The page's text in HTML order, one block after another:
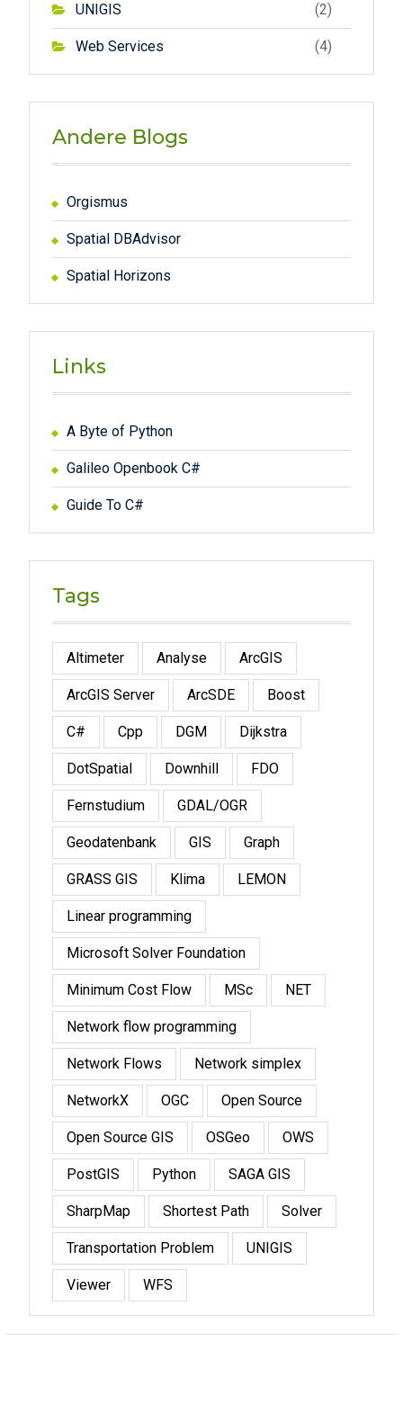
UNIGIS (2)
Web Services (4)
Andere Blogs
Orgismus
Spatial DBAdvisor
Spatial Horizons
Links
A Byte of Python
Galileo Openbook C#
Guide To C#
Tags
Altimeter Analyse ArcGIS
ArcGIS Server ArcSDE Boost
C# Cpp DGM Dijkstra
DotSpatial Downhill FDO
Fernstudium GDAL/OGR
Geodatenbank GIS Graph
GRASS GIS Klima LEMON
Linear programming
Microsoft Solver Foundation
Minimum Cost Flow MSc NET
Network flow programming
Network Flows Network simplex
NetworkX OGC Open Source
Open Source GIS OSGeo OWS
PostGIS Python SAGA GIS
SharpMap Shortest Path Solver
Transportation Problem UNIGIS
Viewer WFS